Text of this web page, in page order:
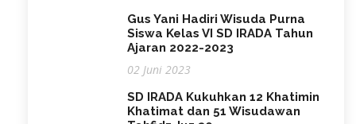
Gus Yani Hadiri Wisuda Purna
Siswa Kelas VI SD IRADA Tahun
Ajaran 2022-2023
02 Juni 2023
SD IRADA Kukuhkan 12 Khatimin
Khatimat dan 51 Wisudawan